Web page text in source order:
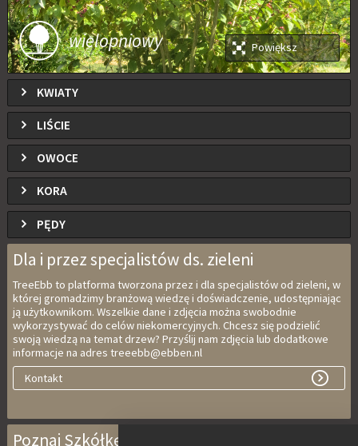
Powiększ
wielopniowy
KWIATY
LIŚCIE
OWOCE
KORA
PĘDY
Dla i przez specjalistów ds. zieleni
TreeEbb to platforma tworzona przez i dla specjalistów od zieleni, w
której gromadzimy branżową wiedzę i doświadczenie, udostępniając
ją użytkownikom. Wszelkie dane i zdjęcia można swobodnie
wykorzystywać do celów niekomercyjnych. Chcesz się podzielić
swoją wiedzą na temat drzew? Przyślij nam zdjęcia lub dodatkowe
informacje na adres treeebb@ebben.nl
Kontakt
Poznaj Szkółkę Ebben